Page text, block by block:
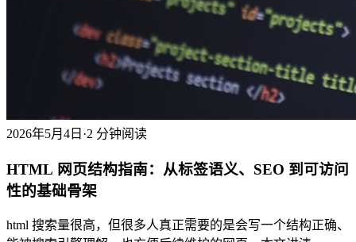
2026年5月4日 ·2 分钟阅读
HTML 网页结构指南：从标签语义、SEO 到可访问
性的基础骨架
html 搜索量很高，但很多人真正需要的是会写一个结构正确、